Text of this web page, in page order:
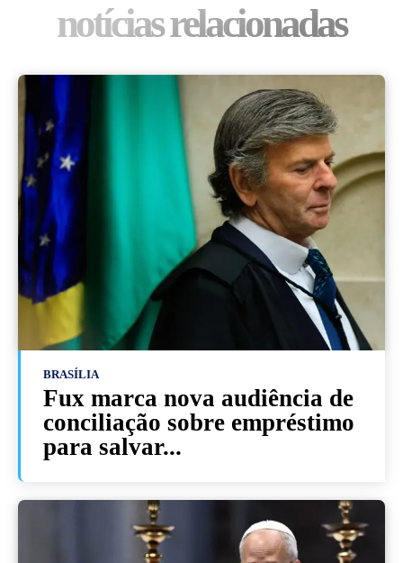
notícias relacionadas
BRASÍLIA
Fux marca nova audiência de
conciliação sobre empréstimo
para salvar...